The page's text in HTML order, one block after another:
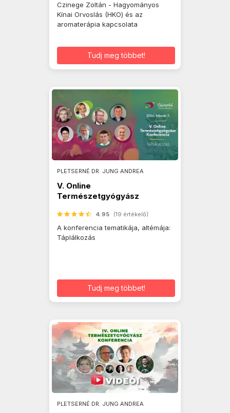
Czinege Zoltán - Hagyományos
Kínai Orvoslás (HKO) és az
aromaterápia kapcsolata
Tudj meg többet!
PLETSERNÉ DR. JUNG ANDREA
V. Online
Természetgyógyász
4.95 (19 értékelő)
A konferencia tematikája, altémája:
Táplálkozás
Tudj meg többet!
PLETSERNÉ DR. JUNG ANDREA